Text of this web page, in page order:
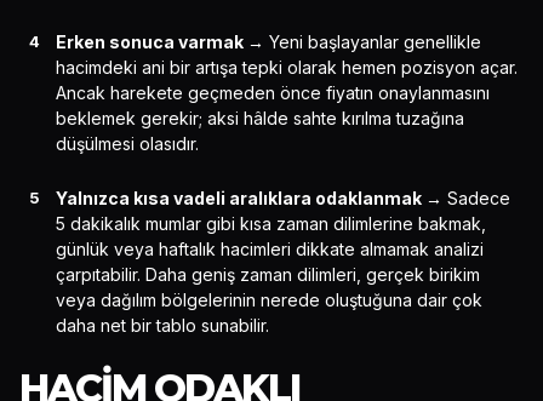
Erken sonuca varmak → Yeni başlayanlar genellikle
hacimdeki ani bir artışa tepki olarak hemen pozisyon açar.
Ancak harekete geçmeden önce fiyatın onaylanmasını
beklemek gerekir; aksi hâlde sahte kırılma tuzağına
düşülmesi olasıdır.
Yalnızca kısa vadeli aralıklara odaklanmak → Sadece
5 dakikalık mumlar gibi kısa zaman dilimlerine bakmak,
günlük veya haftalık hacimleri dikkate almamak analizi
çarpıtabilir. Daha geniş zaman dilimleri, gerçek birikim
veya dağılım bölgelerinin nerede oluştuğuna dair çok
daha net bir tablo sunabilir.
HACIM ODAKLI